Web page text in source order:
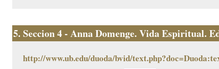
5. Seccion 4 - Anna Domenge. Vida Espiritual.
http://www.ub.edu/duoda/bvid/